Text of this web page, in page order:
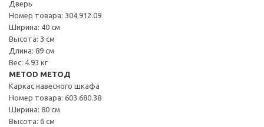
Дверь
Номер товара: 304.912.09
Ширина: 40 см
Высота: 3 см
Длина: 89 см
Вес: 4.93 кг
METOD МЕТОД
Каркас навесного шкафа
Номер товара: 603.680.38
Ширина: 80 см
Высота: 6 см